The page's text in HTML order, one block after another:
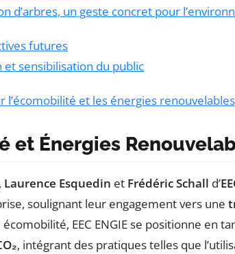
d’arbres, un geste concret pour
futures
et sensibilisation du public
l’écomobilité et les énergies renouvelables
et Énergies
Laurence Esquedin et Frédéric Schall d’
soulignant leur engagement vers une
EEC ENGIE se positionne en
, intégrant des pratiques telles que